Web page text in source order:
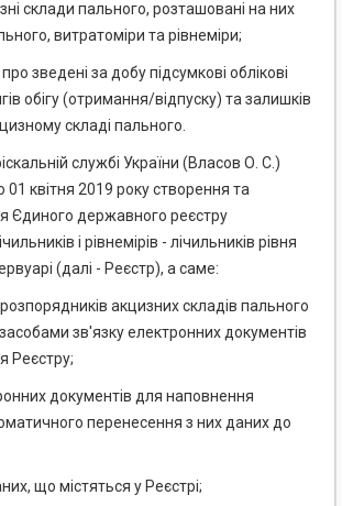
склади пального, розташовані на них
витратоміри та рівнеміри;
зведені за добу підсумкові облікові
обігу (отримання/відпуску) та залишків
складі пального.
службі України (Власов О. С.)
01 квітня 2019 року створення та
Єдиного державного реєстру
і рівнемірів - лічильників рівня
(далі - Реєстр), а саме:
акцизних складів пального
зв'язку електронних документів
Реєстру;
документів для наповнення
перенесення з них даних до
що містяться у Реєстрі;